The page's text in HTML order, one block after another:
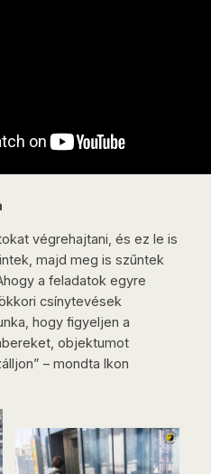
végrehajtani, és ez le is
majd meg is szűntek
a feladatok egyre
csínytevések
hogy figyeljen a
objektumot
– mondta Ikon